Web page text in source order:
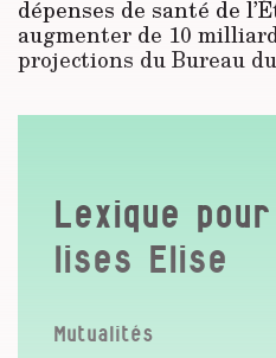
dépenses de santé de
augmenter de 10
projections du Bureau
Lexique
lises Elise
Mutualités